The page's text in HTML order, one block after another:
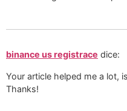
binance us registrace dice:
Your article helped me a lot,
Thanks!